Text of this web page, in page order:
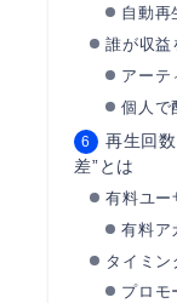
自動再
誰が収益
アーテ
個人で
再生回
差”とは
有料ユー
有料ア
タイミン
プロモ